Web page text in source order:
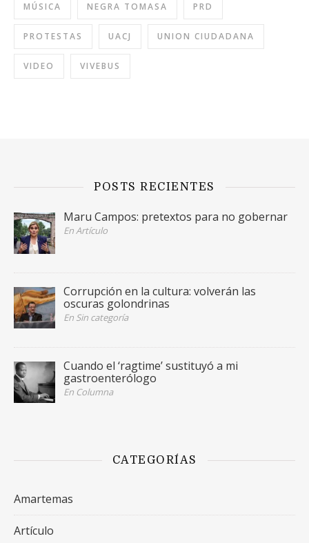
MÚSICA NEGRA TOMASA PRD
PROTESTAS UACJ UNION CIUDADANA
VIDEO VIVEBUS
POSTS RECIENTES
Maru Campos: pretextos para no gobernar
En Artículo
Corrupción en la cultura: volverán las
oscuras golondrinas
En Sin categoría
Cuando el ‘ragtime’ sustituyó a mi
gastroenterólogo
En Columna
CATEGORÍAS
Amartemas
Artículo